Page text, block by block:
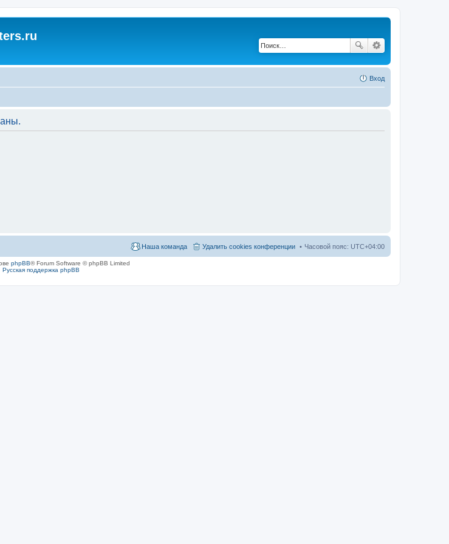
Вход
Часовой пояс: UTC+04:00
Удалить cookies конференции
Наша команда
phpBB® Forum Software © phpBB Limited
Русская поддержка phpBB